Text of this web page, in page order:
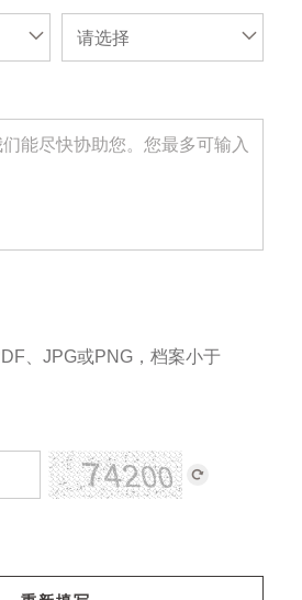
请选择
、JPG或PNG，档案小于